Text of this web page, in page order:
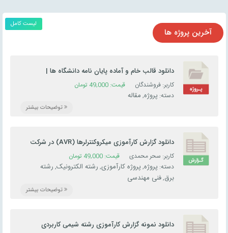
آخرین پروژه ها
لیست کامل
دانلود قالب خام و آماده پایان نامه دانشگاه‌ ها |
کارشناسی ارشد و دکتری
کاربر: فروشندگان قیمت: 49,000 تومان
دسته: پروژه, مقاله
توضیحات بیشتر
دانلود گزارش کارآموزی میکروکنترلرها (AVR) در شرکت
ساخت تراشه
کاربر: سحر محمدی قیمت: 49,000 تومان
دسته: پروژه, پروژه کارآموزی, رشته الکترونیک, رشته
برق,فنی مهندسی
توضیحات بیشتر
دانلود نمونه گزارش کارآموزی رشته شیمی کاربردی